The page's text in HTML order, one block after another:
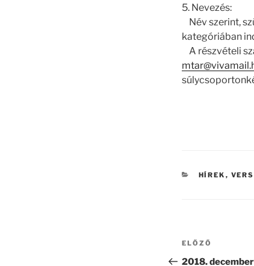
5. Nevezés:
Név szerint,
kategóriában
A részvételi
HÍREK ,
Bejegyzés
navigáció
Korábbi
bejegyzés
ELŐZŐ
2018. december